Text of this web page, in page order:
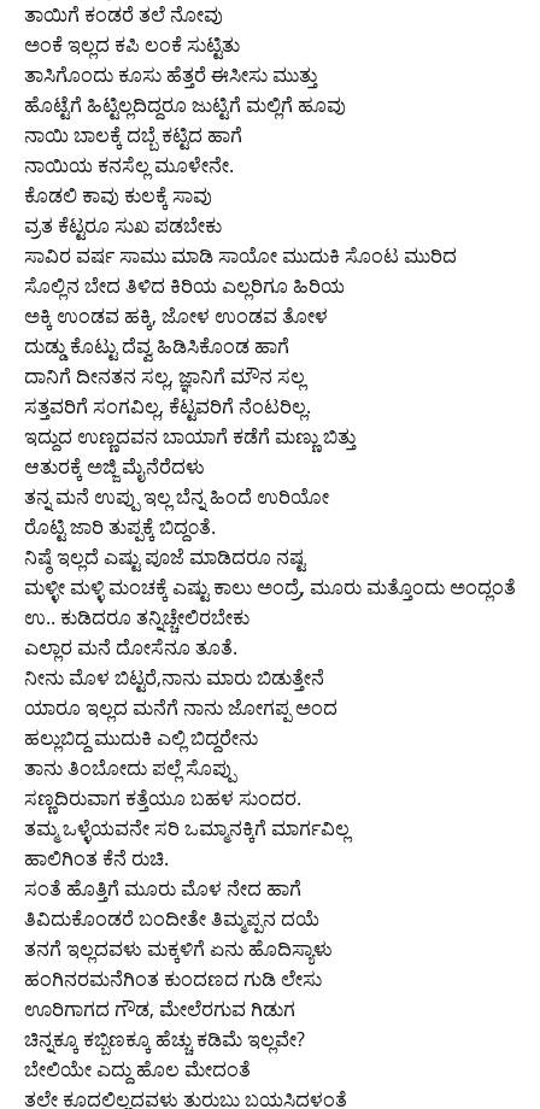
ತಾಯಿಗೆ ಕಂಡರೆ ತಲೆ ನೋವು
ಅಂಕೆ ಇಲ್ಲದ ಕಪಿ ಲಂಕೆ ಸುಟ್ಟಿತು
ತಾಸಿಗೊಂದು ಕೂಸು ಹೆತ್ತರೆ ಈಸೀಸು ಮುತ್ತು
ಹೊಟ್ಟೆಗೆ ಹಿಟ್ಟಿಲ್ಲದಿದ್ದರೂ ಜುಟ್ಟಿಗೆ ಮಲ್ಲಿಗೆ ಹೂವು
ನಾಯಿ ಬಾಲಕ್ಕೆ ದಬ್ಬೆ ಕಟ್ಟಿದ ಹಾಗೆ
ನಾಯಿಯ ಕನಸೆಲ್ಲ ಮೂಳೇನೇ.
ಕೊಡಲಿ ಕಾವು ಕುಲಕ್ಕೆ ಸಾವು
ವ್ರತ ಕೆಟ್ಟರೂ ಸುಖ ಪಡಬೇಕು
ಸಾವಿರ ವರ್ಷ ಸಾಮು ಮಾಡಿ ಸಾಯೋ ಮುದುಕಿ ಸೊಂಟ ಮುರಿದ
ಸೊಲ್ಲಿನ ಬೇದ ತಿಳಿದ ಕಿರಿಯ ಎಲ್ಲರಿಗೂ ಹಿರಿಯ
ಅಕ್ಕಿ ಉಂಡವ ಹಕ್ಕಿ, ಜೋಳ ಉಂಡವ ತೋಳ
ದುಡ್ಡು ಕೊಟ್ಟು ದೆವ್ವ ಹಿಡಿಸಿಕೊಂಡ ಹಾಗೆ
ದಾನಿಗೆ ದೀನತನ ಸಲ್ಲ, ಜ್ಞಾನಿಗೆ ಮೌನ ಸಲ್ಲ
ಸತ್ತವರಿಗೆ ಸಂಗವಿಲ್ಲ, ಕೆಟ್ಟವರಿಗೆ ನೆಂಟರಿಲ್ಲ.
ಇದ್ದುದ ಉಣ್ಣದವನ ಬಾಯಾಗೆ ಕಡೆಗೆ ಮಣ್ಣು ಬಿತ್ತು
ಆತುರಕ್ಕೆ ಅಜ್ಜಿ ಮೈನೆರೆದಳು
ತನ್ನ ಮನೆ ಉಪ್ಪು ಇಲ್ಲ ಬೆನ್ನ ಹಿಂದೆ ಉರಿಯೋ
ರೊಟ್ಟಿ ಜಾರಿ ತುಪ್ಪಕ್ಕೆ ಬಿದ್ದ೦ತೆ.
ನಿಷ್ಠೆ ಇಲ್ಲದೆ ಎಷ್ಟು ಪೂಜೆ ಮಾಡಿದರೂ ನಷ್ಟ
ಮಳ್ಳೀ ಮಳ್ಳಿ ಮಂಚಕ್ಕೆ ಎಷ್ಟು ಕಾಲು ಅಂದ್ರೆ, ಮೂರು ಮತ್ತೊಂದು ಅಂದ್ಲಂತೆ
ಉ.. ಕುಡಿದರೂ ತನ್ನಿಚ್ಚೇಲಿರಬೇಕು
ಎಲ್ಲಾರ ಮನೆ ದೋಸೆನೂ ತೂತೆ.
ನೀನು ಮೊಳ ಬಿಟ್ಟರೆ,ನಾನು ಮಾರು ಬಿಡುತ್ತೇನೆ
ಯಾರೂ ಇಲ್ಲದ ಮನೆಗೆ ನಾನು ಜೋಗಪ್ಪ ಅಂದ
ಹಲ್ಲುಬಿದ್ದ ಮುದುಕಿ ಎಲ್ಲಿ ಬಿದ್ದರೇನು
ತಾನು ತಿಂಬೋದು ಪಲ್ಲೆ ಸೊಪ್ಪು
ಸಣ್ಣದಿರುವಾಗ ಕತ್ತೆಯೂ ಬಹಳ ಸುಂದರ.
ತಮ್ಮ ಒಳ್ಳೆಯವನೇ ಸರಿ ಒಮ್ಮಾನಕ್ಕಿಗೆ ಮಾರ್ಗವಿಲ್ಲ
ಹಾಲಿಗಿಂತ ಕೆನೆ ರುಚಿ.
ಸಂತೆ ಹೊತ್ತಿಗೆ ಮೂರು ಮೊಳ ನೇದ ಹಾಗೆ
ತಿವಿದುಕೊಂಡರೆ ಬಂದೀತೇ ತಿಮ್ಮಪ್ಪನ ದಯೆ
ತನಗೆ ಇಲ್ಲದವಳು ಮಕ್ಕಳಿಗೆ ಏನು ಹೊದಿಸ್ಯಾಳು
ಹಂಗಿನರಮನೆಗಿಂತ ಕುಂದಣದ ಗುಡಿ ಲೇಸು
ಊರಿಗಾಗದ ಗೌಡ, ಮೇಲೆರಗುವ ಗಿಡುಗ
ಚಿನ್ನಕ್ಕೂ ಕಬ್ಬಿಣಕ್ಕೂ ಹೆಚ್ಚು ಕಡಿಮೆ ಇಲ್ಲವೇ?
ಬೇಲಿಯೇ ಎದ್ದು ಹೊಲ ಮೇದಂತೆ
ತಲೇ ಕೂದಲಿಲ್ಲದವಳು ತುರುಬು ಬಯಸಿದಳಂತೆ